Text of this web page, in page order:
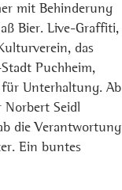
mit Behinderung
Bier. Live-Graffiti,
das
Puchheim,
Unterhaltung. Ab
Norbert Seidl
die Verantwortung
Ein buntes